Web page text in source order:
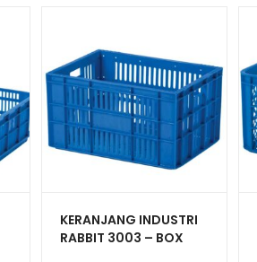
KERANJANG INDUSTRI
RABBIT 3003 – BOX